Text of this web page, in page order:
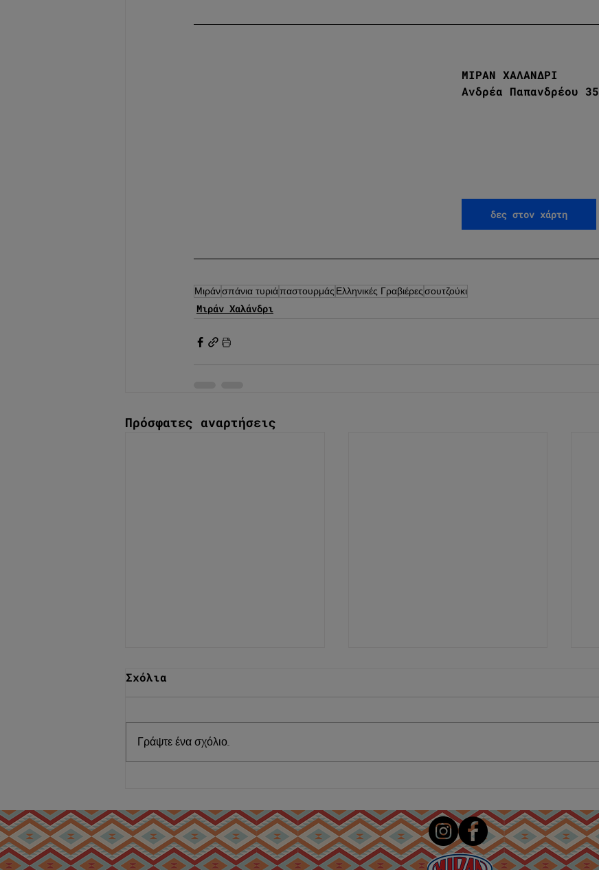
ΜΙΡΑΝ ΧΑΛΑΝΔΡΙ
Ανδρέα Παπανδρέου 35
δες στον χάρτη
Μιράνσπάνια τυριάπαστουρμάςΕλληνικές Γραβιέρεςσουτζούκι
Μιράν Χαλάνδρι
Πρόσφατες αναρτήσεις
Ανατολίτικο Ιτσλί
κεφτέ Μιράν!
Σχόλια
Γράψτε ένα σχόλιο...